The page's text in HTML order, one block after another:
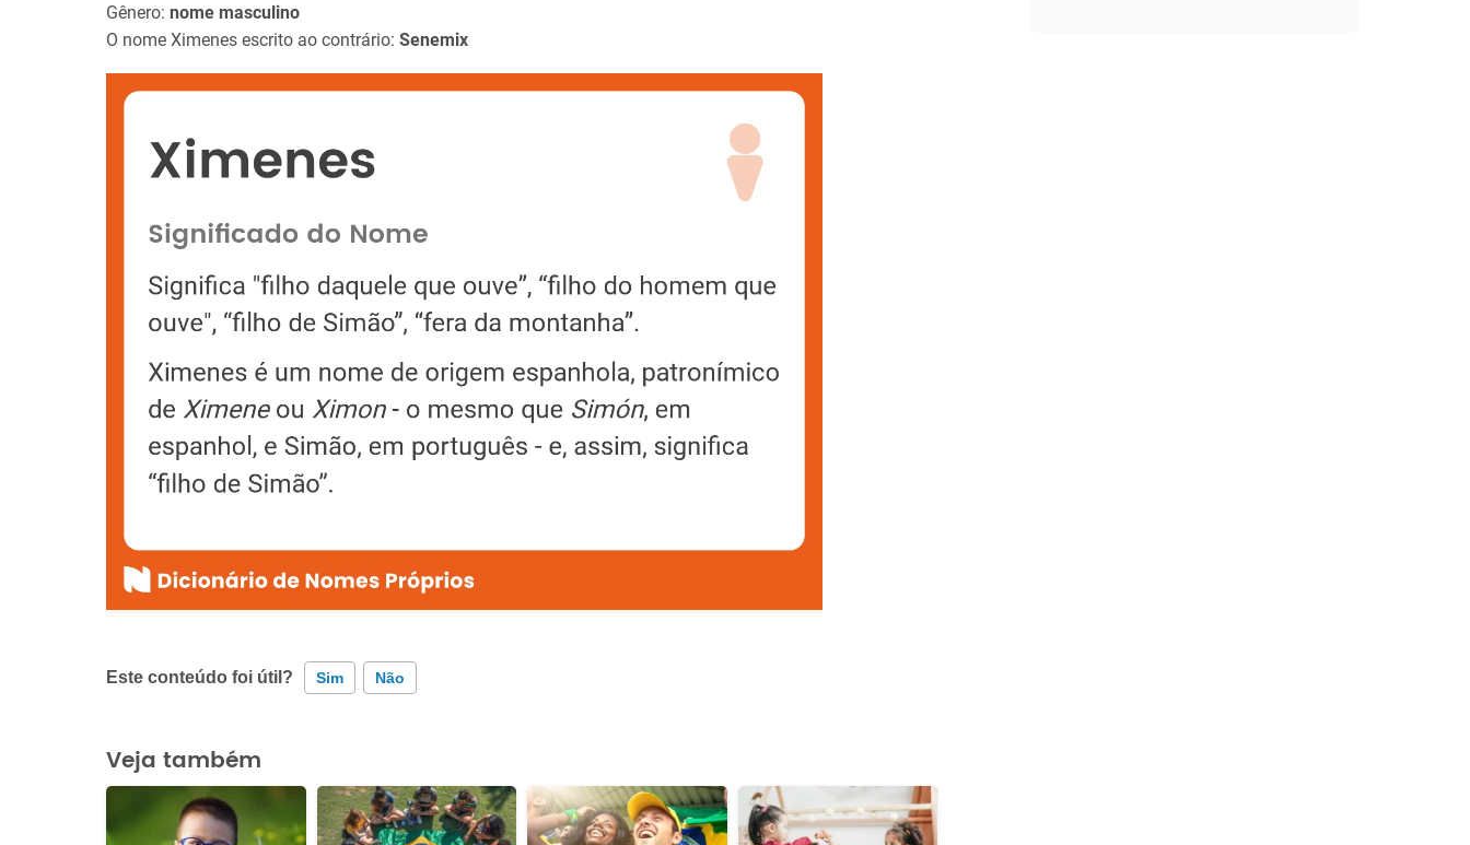
Gênero: nome masculino
O nome Ximenes escrito ao contrário: Senemix
Este conteúdo foi útil? Sim Não
Este conteúdo contém informação incorreta
Este conteúdo não tem a informação que procuro
Outro
Veja também